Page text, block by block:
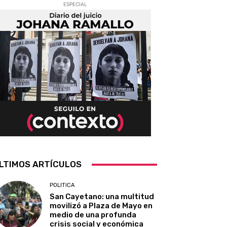
ESPECIAL
ARTÍCULOS
POLITICA
San Cayetano: una multitud
movilizó a Plaza de Mayo en
medio de una profunda
crisis social y económica